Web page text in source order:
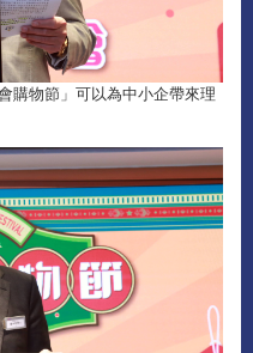
購物節」可以為中小企帶來理